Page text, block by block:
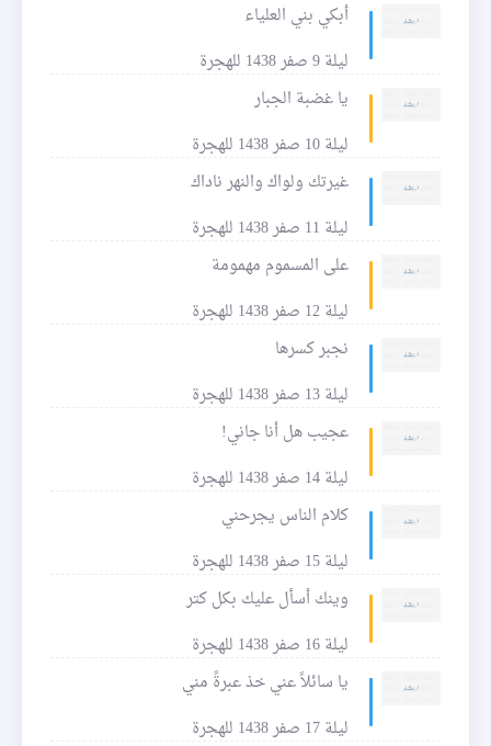
أبكي بني العلياء
ليلة 9 صفر 1438 للهجرة
يا غضبة الجبار
ليلة 10 صفر 1438 للهجرة
غيرتك ولواك والنهر ناداك
ليلة 11 صفر 1438 للهجرة
على المسموم مهمومة
ليلة 12 صفر 1438 للهجرة
نجبر كسرها
ليلة 13 صفر 1438 للهجرة
عجيب هل أنا جاني!
ليلة 14 صفر 1438 للهجرة
كلام الناس يجرحني
ليلة 15 صفر 1438 للهجرة
وينك أسأل عليك بكل كتر
ليلة 16 صفر 1438 للهجرة
يا سائلاً عني خذ عبرةً مني
ليلة 17 صفر 1438 للهجرة